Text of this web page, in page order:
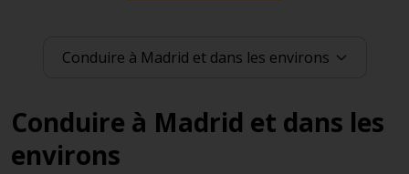
Conduire à Madrid et dans les
environs